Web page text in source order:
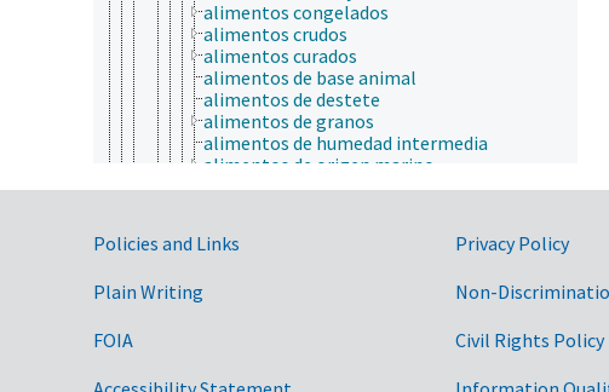
alimentos congelados
alimentos crudos
alimentos curados
alimentos de base animal
alimentos de destete
alimentos de granos
alimentos de humedad intermedia
alimentos de origen marino
alimentos desgrasados
alimentos ecológicos
alimentos extruidos
Government Links
Policies and Links
Plain Writing
FOIA
Privacy Policy
Non-
Civil Rights Policy